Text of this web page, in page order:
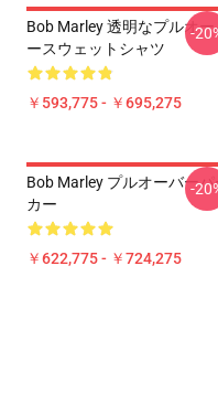
Bob Marley 透明なプルオー
ースウェットシャツ
￥593,775 - ￥695,275
-
Bob Marley プルオーバーパ
カー
￥622,775 - ￥724,275
-